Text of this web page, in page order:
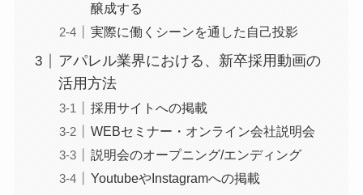
醸成する
実際に働くシーンを通した自己投影
アパレル業界における、新卒採用動画の
活用方法
採用サイトへの掲載
WEBセミナー・オンライン会社説明会
説明会のオープニング/エンディング
YoutubeやInstagramへの掲載